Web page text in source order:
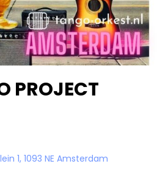
Muziekpakhuis
PROJECT
1, 1093 NE Amsterdam